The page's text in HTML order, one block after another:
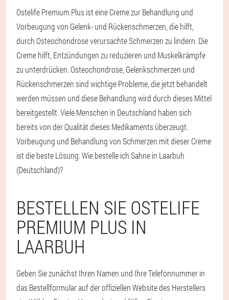
Ostelife Premium Plus ist eine Creme zur Behandlung und
Vorbeugung von Gelenk- und Rückenschmerzen, die hilft,
durch Osteochondrose verursachte Schmerzen zu lindern. Die
Creme hilft, Entzündungen zu reduzieren und Muskelkrämpfe
zu unterdrücken. Osteochondrose, Gelenkschmerzen und
Rückenschmerzen sind wichtige Probleme, die jetzt behandelt
werden müssen und diese Behandlung wird durch dieses Mittel
bereitgestellt. Viele Menschen in Deutschland haben sich
bereits von der Qualität dieses Medikaments überzeugt.
Vorbeugung und Behandlung von Schmerzen mit dieser Creme
ist die beste Lösung. Wie bestelle ich Sahne in Laarbuh
(Deutschland)?
BESTELLEN SIE OSTELIFE
PREMIUM PLUS IN
LAARBUH
Geben Sie zunächst Ihren Namen und Ihre Telefonnummer in
das Bestellformular auf der offiziellen Website des Herstellers